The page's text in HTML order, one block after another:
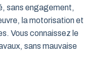
sans engagement,
la motorisation et
Vous connaissez le
sans mauvaise